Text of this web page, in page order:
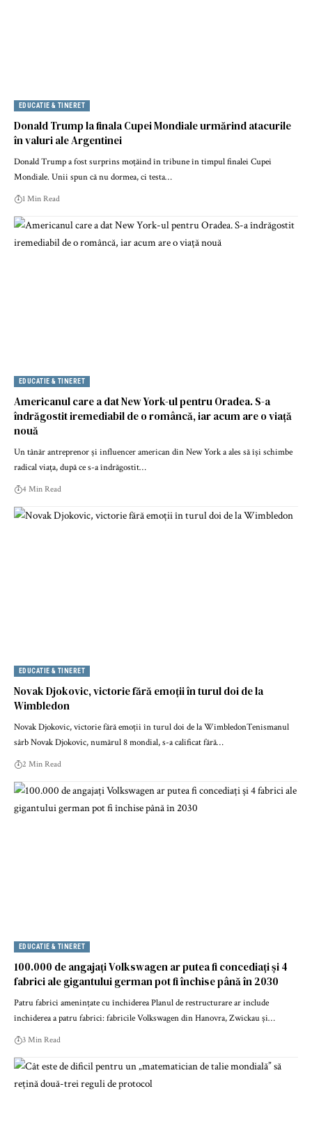
EDUCATIE & TINERET
Donald Trump la finala Cupei Mondiale urmărind atacurile
în valuri ale Argentinei
Donald Trump a fost surprins moțăind în tribune în timpul finalei Cupei
Mondiale. Unii spun că nu dormea, ci testa…
1 Min Read
EDUCATIE & TINERET
Americanul care a dat New York-ul pentru Oradea. S-a
îndrăgostit iremediabil de o româncă, iar acum are o viață
nouă
Un tânăr antreprenor și influencer american din New York a ales să își schimbe
radical viața, după ce s-a îndrăgostit…
4 Min Read
EDUCATIE & TINERET
Novak Djokovic, victorie fără emoții în turul doi de la
Wimbledon
Novak Djokovic, victorie fără emoții în turul doi de la WimbledonTenismanul
sârb Novak Djokovic, numărul 8 mondial, s-a calificat fără…
2 Min Read
EDUCATIE & TINERET
100.000 de angajați Volkswagen ar putea fi concediați și 4
fabrici ale gigantului german pot fi închise până în 2030
Patru fabrici amenințate cu închiderea Planul de restructurare ar include
închiderea a patru fabrici: fabricile Volkswagen din Hanovra, Zwickau și…
3 Min Read